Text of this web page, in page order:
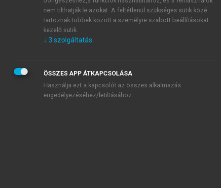
mersz.huoldalak licencszerződéseiben foglaltakat
tudomásul veszem és elfogadom.
KIPRÓBÁLOM
nem tilthatják le azokat. A feltétlenül szükséges sütik közé
tartoznak többek között a személyre szabott beállításokat
kezelő sütik.
↓ 3 szolgáltatás
ÖSSZES APP ÁTKAPCSOLÁSA
Használja ezt a kapcsolót az összes alkalmazás
engedélyezéséhez/letiltásához.